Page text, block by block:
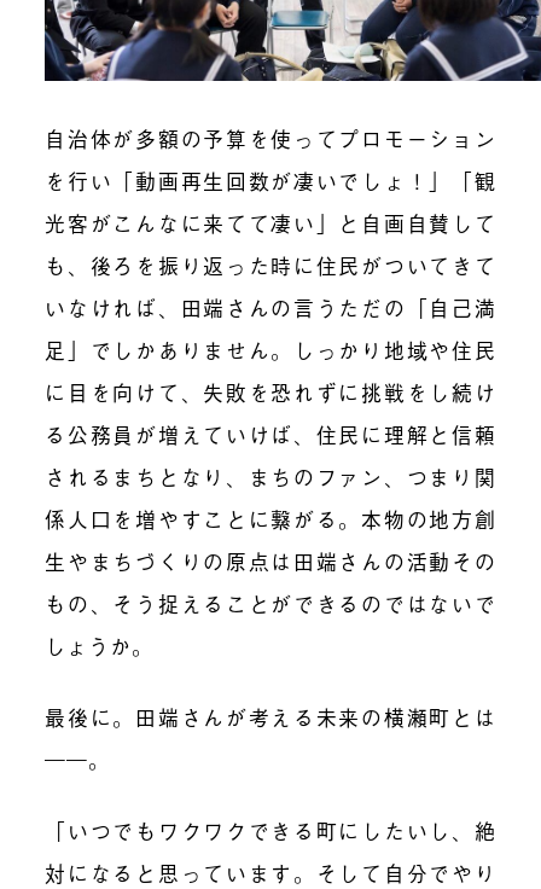
自治体が多額の予算を使ってプロモーション
を行い「動画再生回数が凄いでしょ！」「観
光客がこんなに来てて凄い」と自画自賛して
も、後ろを振り返った時に住民がついてきて
いなければ、田端さんの言うただの「自己満
足」でしかありません。しっかり地域や住民
に目を向けて、失敗を恐れずに挑戦をし続け
る公務員が増えていけば、住民に理解と信頼
されるまちとなり、まちのファン、つまり関
係人口を増やすことに繋がる。本物の地方創
生やまちづくりの原点は田端さんの活動その
もの、そう捉えることができるのではないで
しょうか。
最後に。田端さんが考える未来の横瀬町とは
――。
「いつでもワクワクできる町にしたいし、絶
対になると思っています。そして自分でやり